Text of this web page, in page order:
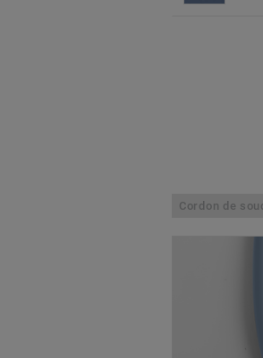
Cordon de